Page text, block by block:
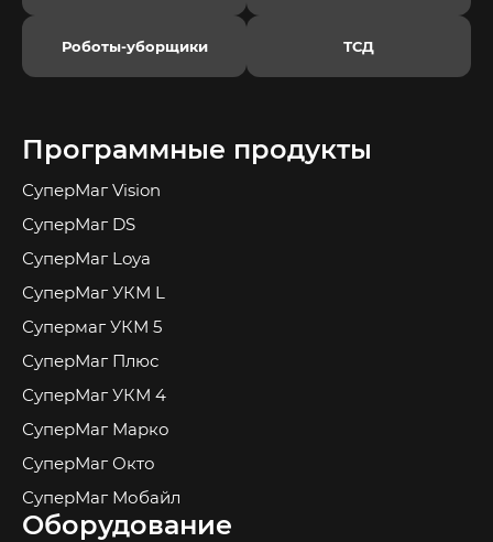
Роботы-уборщики ТСД
Программные продукты
СуперМаг Vision
СуперМаг DS
СуперМаг Loya
СуперМаг УКМ L
Супермаг УКМ 5
СуперМаг Плюс
СуперМаг УКМ 4
СуперМаг Марко
СуперМаг Окто
СуперМаг Мобайл
Оборудование